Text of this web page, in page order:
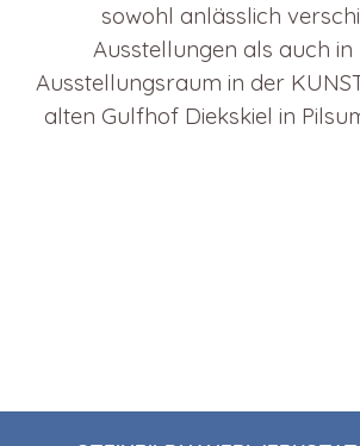
sowohl anlässlich
Ausstellungen als auch in
Ausstellungsraum in der
alten Gulfhof Diekskiel in